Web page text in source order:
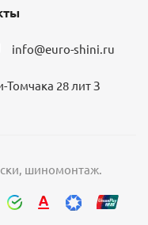
info@euro-shini.ru
Томчака 28 лит З
шиномонтаж.